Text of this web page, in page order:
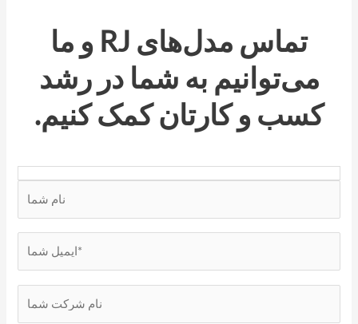
تماس مدل‌های RJ
و ما
می‌توانیم به شما در رشد
کسب و کارتان کمک کنیم.